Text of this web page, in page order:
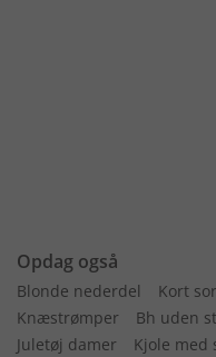
Opdag også
Blonde nederdel Kort
Knæstrømper
Bh uden
Juletøj damer
Kjole med